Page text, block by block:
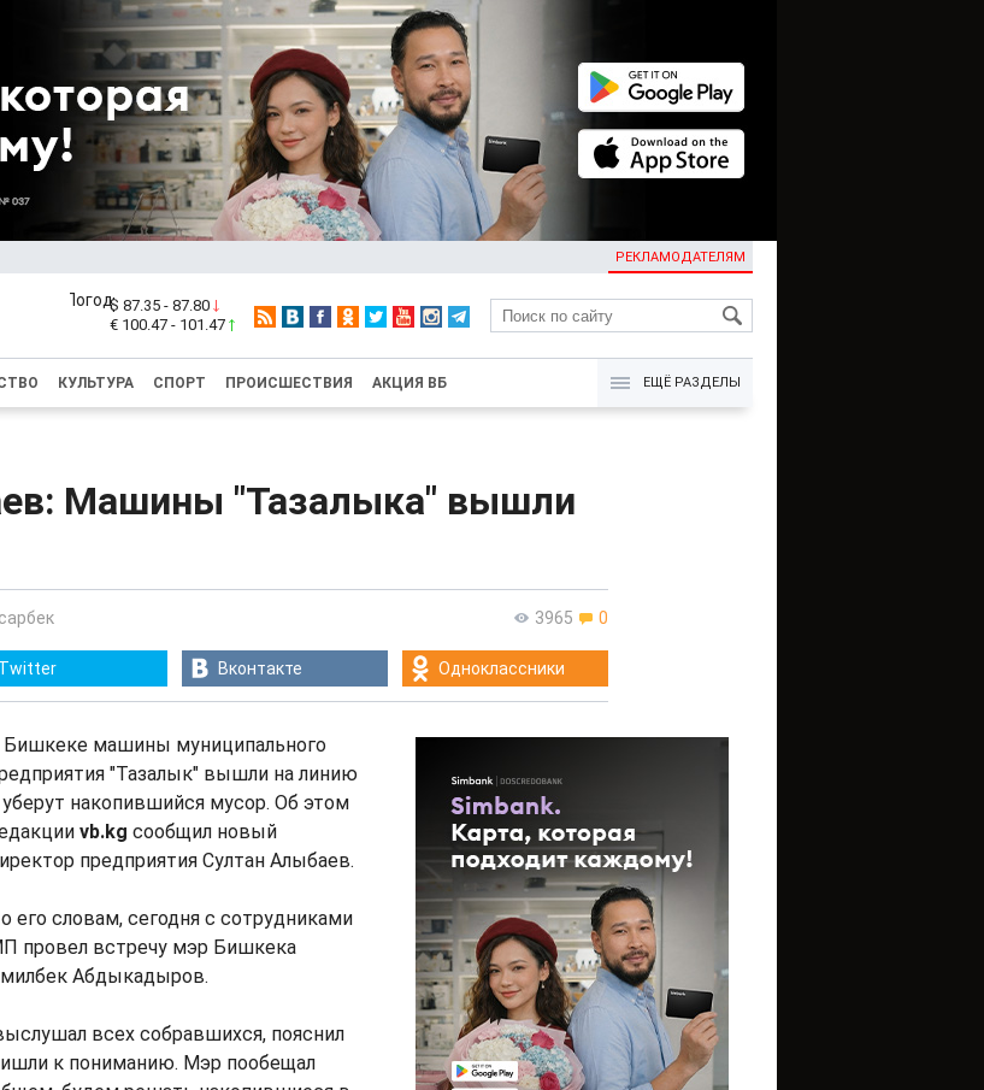
РЕКЛАМОДАТЕЛЯМ
KG
$ 87.35 - 87.80
€ 100.47 - 101.47
КУЛЬТУРА СПОРТ ПРОИСШЕСТВИЯ АКЦИЯ ВБ ЕЩЁ РАЗДЕЛЫ
Машины "Тазалыка" вышли
3965 0
Twitter Вконтакте Одноклассники
Бишкеке машины муниципального
"Тазалык" вышли на линию
уберут накопившийся мусор. Об этом
vb.kg сообщил новый
предприятия Султан Алыбаев.
его словам, сегодня с сотрудниками
провел встречу мэр Бишкека
Абдыкадыров.
всех собравшихся, пояснил
к пониманию. Мэр пообещал